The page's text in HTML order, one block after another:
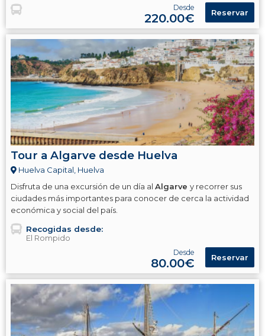
Desde
220.00€ Reservar
Tour a Algarve desde Huelva
Huelva Capital, Huelva
Disfruta de una excursión de un día al Algarve y recorrer sus
ciudades más importantes para conocer de cerca la actividad
económica y social del país.
Recogidas desde:
El Rompido
Desde
80.00€ Reservar